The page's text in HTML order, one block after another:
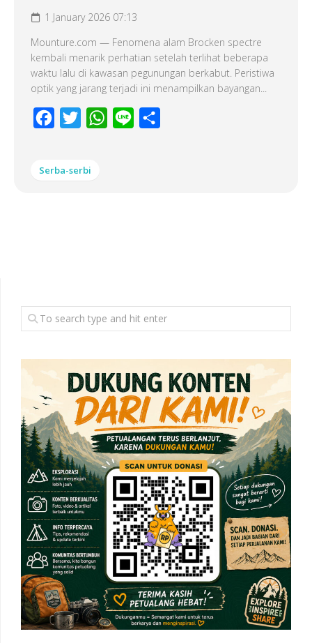
1 January 2026 07:13
Mounture.com — Fenomena alam Brocken spectre
kembali menarik perhatian setelah terlihat beberapa
waktu lalu di kawasan pegunungan berkabut. Peristiwa
optik yang jarang terjadi ini menampilkan bayangan...
Facebook
Twitter WhatsApp
Line
Serba-serbi